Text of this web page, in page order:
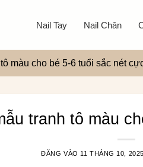
Nail Tay Nail Chân
màu cho bé 5-6 tuổi sắc nét
tranh tô màu
ĐĂNG VÀO 11 THÁNG 10, 2025